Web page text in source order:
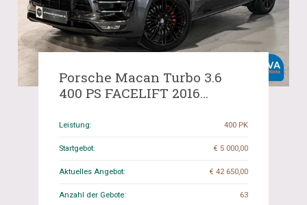
Porsche Macan Turbo 3.6
400 PS FACELIFT 2016
NX-244-N.
Leistung: 400 PK
Startgebot: € 5 000,00
Aktuelles Angebot: € 42 650,00
Anzahl der Gebote: 63